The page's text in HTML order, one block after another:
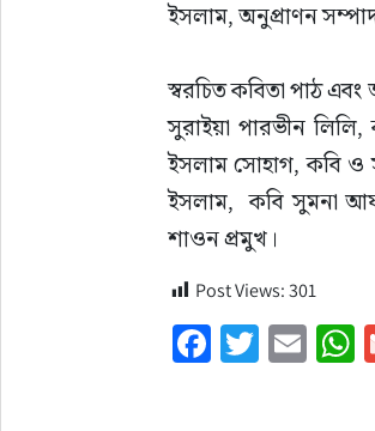
ইসলাম, অনুপ্রাণন
‎স্বরচিত কবিতা পাঠ
সুরাইয়া পারভীন
ইসলাম সোহাগ, কবি ও
ইসলাম,  কবি সুমনা
শাওন প্রমুখ।
Post Views:301
Facebook
Twitter